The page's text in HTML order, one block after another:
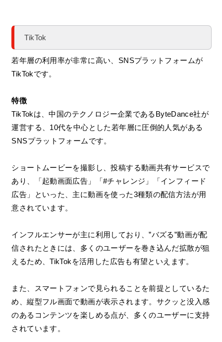
TikTok
若年層の利用率が非常に高い、SNSプラットフォームが
TikTokです。
特徴
TikTokは、中国のテクノロジー企業であるByteDance社が
運営する、10代を中心とした若年層に圧倒的人気がある
SNSプラットフォームです。
ショートムービーを撮影し、投稿する動画共有サービスで
あり、「起動画面広告」「#チャレンジ」「インフィード
広告」といった、主に動画を使った3種類の配信方法が用
意されています。
インフルエンサーが主に利用しており、”バズる”動画が配
信されたときには、多くのユーザーを巻き込んだ拡散が狙
えるため、TikTokを活用した広告も有望といえます。
また、スマートフォンで見られることを前提としているた
め、縦型フル画面で動画が表示されます。サクッと没入感
のあるコンテンツを楽しめる点が、多くのユーザーに支持
されています。